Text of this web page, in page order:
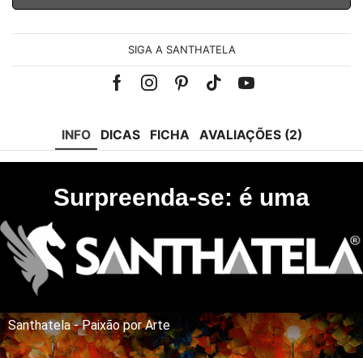
SIGA A SANTHATELA
FacebookInstagramPinterest
Tik-Youtube
INFO DICAS FICHA AVALIAÇÕES (2)
Surpreenda-se: é uma
Santhatela - Paixão por Arte